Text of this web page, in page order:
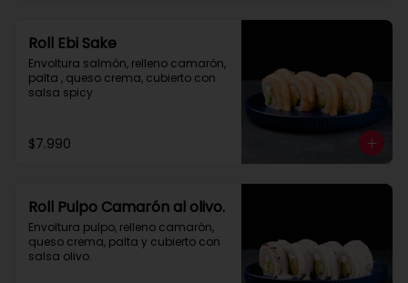
Roll Ebi Sake
Envoltura salmón, relleno camarón,
palta , queso crema, cubierto con
salsa spicy
$7.990
Roll Pulpo Camarón al olivo.
Envoltura pulpo, relleno camarón,
queso crema, palta y cubierto con
salsa olivo.